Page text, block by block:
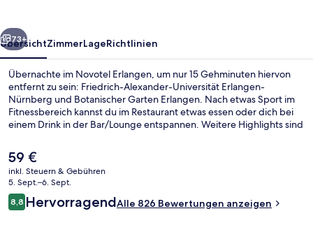
Weiter
73+
ÜbersichtZimmerLageRichtlinien
Übernachte im Novotel Erlangen, um nur 15 Gehminuten hiervon
entfernt zu sein: Friedrich-Alexander-Universität Erlangen-
Nürnberg und Botanischer Garten Erlangen. Nach etwas Sport im
Fitnessbereich kannst du im Restaurant etwas essen oder dich bei
einem Drink in der Bar/Lounge entspannen. Weitere Highlights sind
Der
aktuelle
Preis
beträgt
59 €.
59 €
inkl. Steuern & Gebühren
5. Sept.–6. Sept.
Bewertungen
8,88,8 von 10.
HervorragendAlle 826 Bewertungen anzeigen